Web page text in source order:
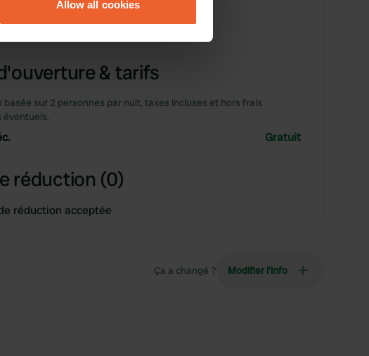
in the
partners who may combine it with
of their services.
Allow all cookies
plage 500 m
& tarifs
basée sur 2 personnes par nuit, taxes incluses et hors frais
éventuels.
Gratuit
réduction (0)
réduction acceptée
Ça a changé ? Modifier l’info